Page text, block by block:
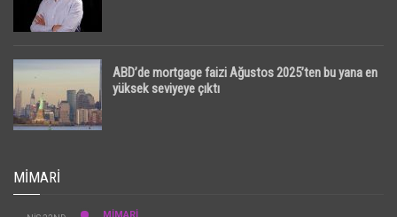
ABD’de mortgage faizi Ağustos 2025’ten bu yana en
yüksek seviyeye çıktı
MIMARI